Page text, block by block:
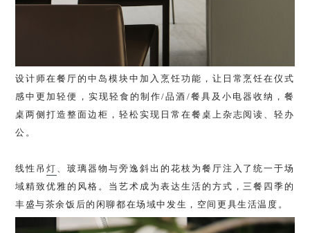
设计师在餐厅的中岛模块中加入烹饪功能，让日常烹饪在仪式
感中更加轻便，实现轻食的制作/品酒/餐具及小电器收纳，餐
桌两侧打造整面边柜，轻松实现日常在餐桌上杂志阅读、轻办
公。
线性吊 灯 、玻璃器物与旁逸斜出的花枝为餐厅注入了统一于场
域精致优雅的风格。当艺术成为表达生活的方式，三餐四季的
丰盛与茶余饭后的闲聊都在场域中发生，空间更具生活温度。